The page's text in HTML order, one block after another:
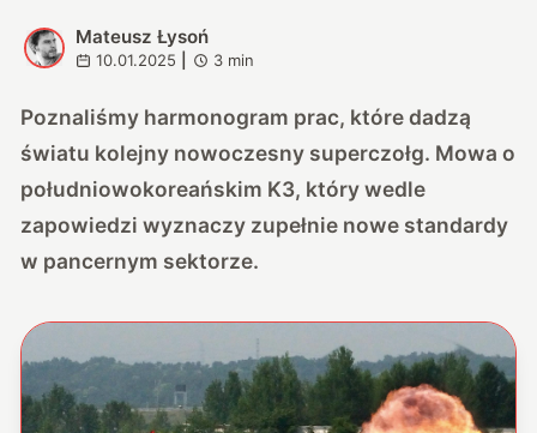
M
Mateusz Łysoń
10.01.2025 3 min
Poznaliśmy harmonogram prac, które dadzą
światu kolejny nowoczesny superczołg. Mowa o
południowokoreańskim K3, który wedle
zapowiedzi wyznaczy zupełnie nowe standardy
w pancernym sektorze.